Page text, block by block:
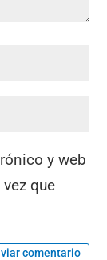
y web
que
comentario